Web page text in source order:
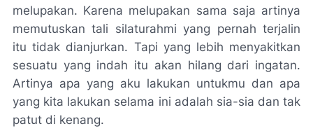
melupakan. Karena melupakan sama saja artinya
memutuskan tali silaturahmi yang pernah terjalin
itu tidak dianjurkan. Tapi yang lebih menyakitkan
sesuatu yang indah itu akan hilang dari ingatan.
Artinya apa yang aku lakukan untukmu dan apa
yang kita lakukan selama ini adalah sia-sia dan tak
patut di kenang.